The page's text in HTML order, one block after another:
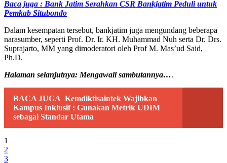
Baca juga : Bank Jatim Serahkan CSR Bankjatim Peduli untuk
Pemkab Situbondo
Dalam kesempatan tersebut, bankjatim juga mengundang beberapa
narasumber, seperti Prof. Dr. Ir. KH. Muhammad Nuh serta Dr. Drs.
Suprajarto, MM yang dimoderatori oleh Prof M. Mas’ud Said,
Ph.D.
Halaman selanjutnya: Mengawali sambutannya….
BACA JUGA Kemdiktisaintek Wajibkan
Kampus Inklusif : Gunakan Metrik UDIM
sebagai Standar Utama
1
2
3